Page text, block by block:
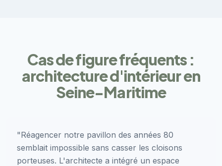
Cas de figure fréquents :
architecture d'intérieur en
Seine-Maritime
"Réagencer notre pavillon des années 80
semblait impossible sans casser les cloisons
porteuses. L'architecte a intégré un espace